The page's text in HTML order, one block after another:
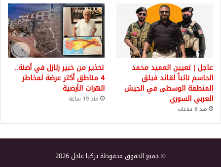
عاجل | تعيين العميد محمد
الجاسم نائباً لقائد فيلق
المنطقة الوسطى في الجيش
العربي السوري
منذ 8 ساعات
تحذير من خبير زلازل في أضنة..
4 مناطق أكثر عرضة لمخاطر
الهزات الأرضية
منذ 19 ساعة
© جميع الحقوق محفوظة تركيا عاجل 2026